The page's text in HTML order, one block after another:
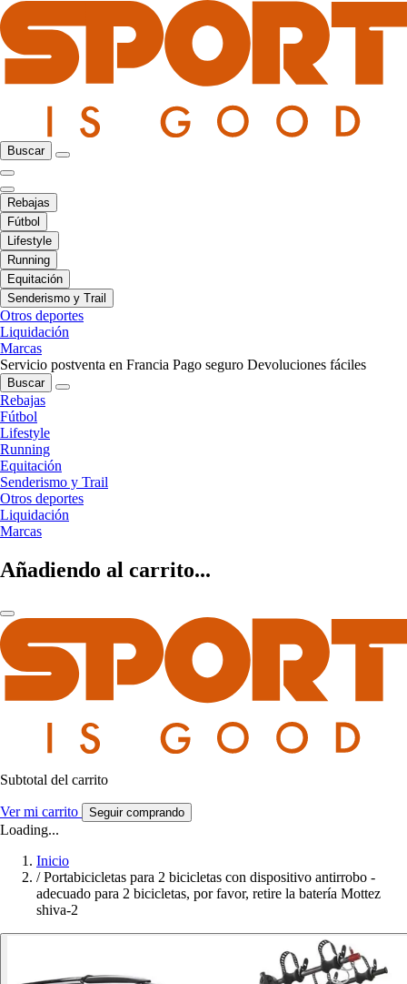
Buscar
Rebajas
Fútbol
Lifestyle
Running
Equitación
Senderismo y Trail
Otros deportes
Liquidación
Marcas
Servicio postventa en Francia Pago seguro Devoluciones fáciles
Buscar
Rebajas
Fútbol
Lifestyle
Running
Equitación
Senderismo y Trail
Otros deportes
Liquidación
Marcas
Añadiendo al carrito...
Subtotal del carrito
Ver mi carrito Seguir comprando
Loading...
Inicio
/ Portabicicletas para 2 bicicletas con dispositivo antirrobo -
adecuado para 2 bicicletas, por favor, retire la batería Mottez
shiva-2